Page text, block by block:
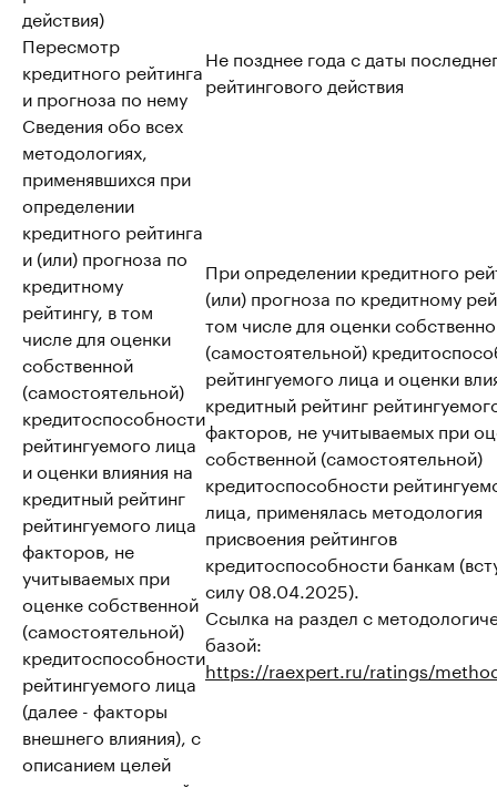
действия)
Пересмотр
кредитного рейтинга
и прогноза по нему
Не позднее года с даты
рейтингового действия
Сведения обо всех
методологиях,
применявшихся при
определении
кредитного рейтинга
и (или) прогноза по
кредитному
рейтингу, в том
числе для оценки
собственной
(самостоятельной)
кредитоспособности
рейтингуемого лица
и оценки влияния на
кредитный рейтинг
рейтингуемого лица
факторов, не
учитываемых при
оценке собственной
(самостоятельной)
кредитоспособности
рейтингуемого лица
(далее - факторы
внешнего влияния), с
описанием целей
При определении кредитного
(или) прогноза по кредитному
том числе для оценки
(самостоятельной)
рейтингуемого лица и оценки
кредитный рейтинг
факторов, не учитываемых при
собственной (самостоятельной)
кредитоспособности
лица, применялась методология
присвоения рейтингов
кредитоспособности банкам
силу 08.04.2025).
Ссылка на раздел с
базой:
https://raexpert.ru/ratings/